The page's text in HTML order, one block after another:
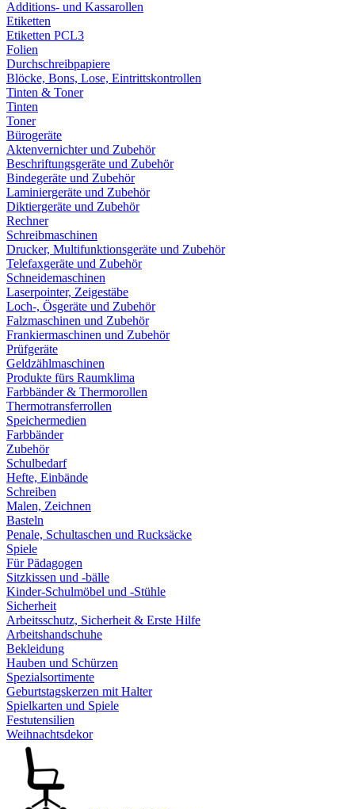
Additions- und Kassarollen
Etiketten
Etiketten PCL3
Folien
Durchschreibpapiere
Blöcke, Bons, Lose, Eintrittskontrollen
Tinten & Toner
Tinten
Toner
Bürogeräte
Aktenvernichter und Zubehör
Beschriftungsgeräte und Zubehör
Bindegeräte und Zubehör
Laminiergeräte und Zubehör
Diktiergeräte und Zubehör
Rechner
Schreibmaschinen
Drucker, Multifunktionsgeräte und Zubehör
Telefaxgeräte und Zubehör
Schneidemaschinen
Laserpointer, Zeigestäbe
Loch-, Ösgeräte und Zubehör
Falzmaschinen und Zubehör
Frankiermaschinen und Zubehör
Prüfgeräte
Geldzählmaschinen
Produkte fürs Raumklima
Farbbänder & Thermorollen
Thermotransferrollen
Speichermedien
Farbbänder
Zubehör
Schulbedarf
Hefte, Einbände
Schreiben
Malen, Zeichnen
Basteln
Penale, Schultaschen und Rucksäcke
Spiele
Für Pädagogen
Sitzkissen und -bälle
Kinder-Schulmöbel und -Stühle
Sicherheit
Arbeitsschutz, Sicherheit & Erste Hilfe
Arbeitshandschuhe
Bekleidung
Hauben und Schürzen
Spezialsortimente
Geburtstagskerzen mit Halter
Spielkarten und Spiele
Festutensilien
Weihnachtsdekor